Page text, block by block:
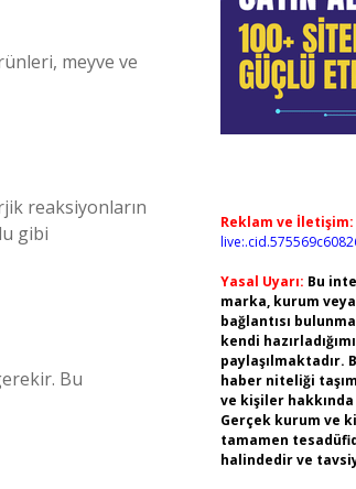
meyve ve
reaksiyonların
gibi
Bu
Reklam ve İletişim:
Yasal Uyarı: Bu
marka, kurum
bağlantısı
kendi
paylaşılmaktadır.
haber niteliği
ve kişiler hakkında
Gerçek kurum ve
tamamen
halindedir ve